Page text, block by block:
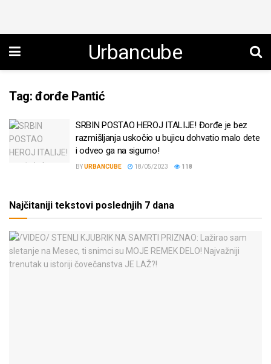
Urbancube
Tag: đorđe Pantić
SRBIN POSTAO HEROJ ITALIJE! Đorđe je bez
razmišljanja uskočio u bujicu dohvatio malo dete
i odveo ga na sigurno!
BYURBANCUBE 18/05/2023 118
Najčitaniji tekstovi poslednjih 7 dana